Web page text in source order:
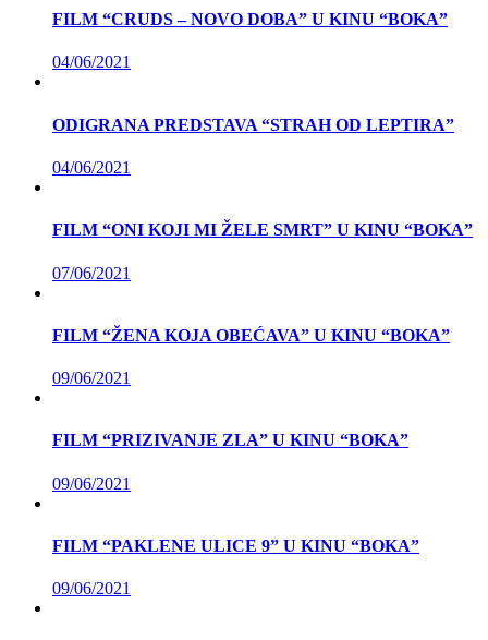
FILM “CRUDS – NOVO DOBA” U KINU “BOKA”
04/06/2021
ODIGRANA PREDSTAVA “STRAH OD LEPTIRA”
04/06/2021
FILM “ONI KOJI MI ŽELE SMRT” U KINU “BOKA”
07/06/2021
FILM “ŽENA KOJA OBEĆAVA” U KINU “BOKA”
09/06/2021
FILM “PRIZIVANJE ZLA” U KINU “BOKA”
09/06/2021
FILM “PAKLENE ULICE 9” U KINU “BOKA”
09/06/2021